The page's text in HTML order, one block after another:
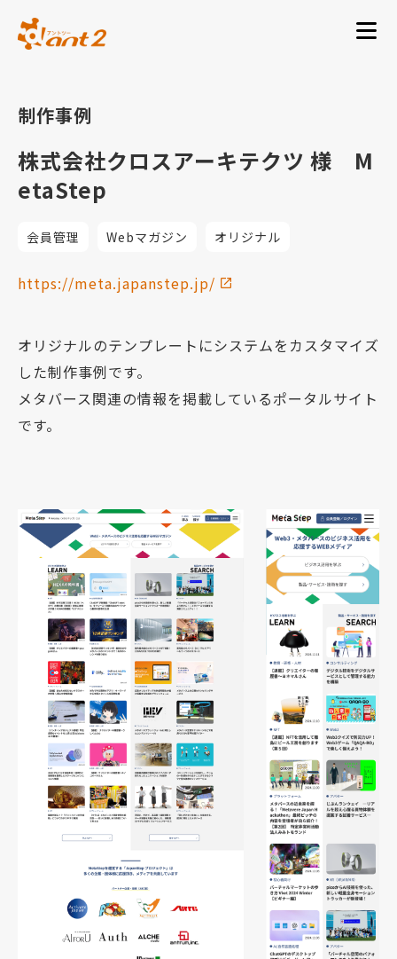
制作事例
株式会社クロスアーキテクツ 様 M
etaStep
会員管理 Webマガジン オリジナル
https://meta.japanstep.jp/
オリジナルのテンプレートにシステムをカスタマイズ
した制作事例です。
メタバース関連の情報を掲載しているポータルサイト
です。